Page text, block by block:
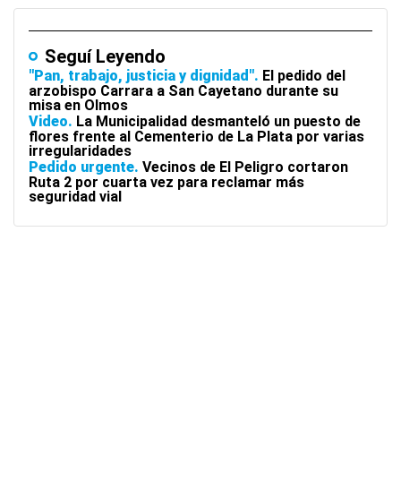
Seguí Leyendo
"Pan, trabajo, justicia y dignidad" El pedido del
arzobispo Carrara a San Cayetano durante su
misa en Olmos
Video La Municipalidad desmanteló un puesto de
flores frente al Cementerio de La Plata por varias
irregularidades
Pedido urgente Vecinos de El Peligro cortaron
Ruta 2 por cuarta vez para reclamar más
seguridad vial